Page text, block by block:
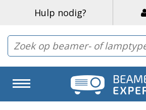
Hulp nodig?